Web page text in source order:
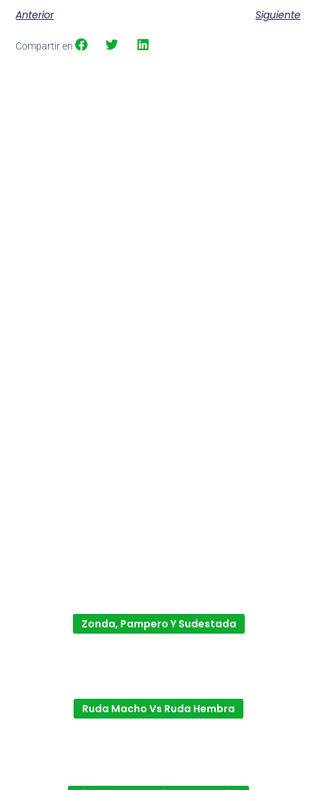
Anterior Siguiente
Compartir en
Zonda, Pampero Y Sudestada
Ruda Macho Vs Ruda Hembra